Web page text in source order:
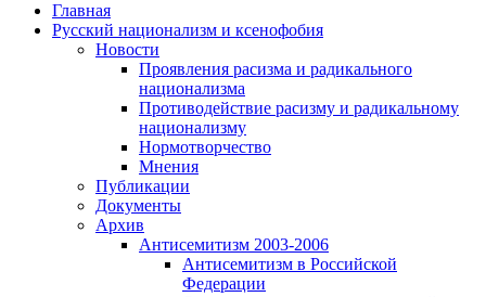
Главная
Русский национализм и ксенофобия
Новости
Проявления расизма и радикального
национализма
Противодействие расизму и радикальному
национализму
Нормотворчество
Мнения
Публикации
Документы
Архив
Антисемитизм 2003-2006
Антисемитизм в Российской
Федерации